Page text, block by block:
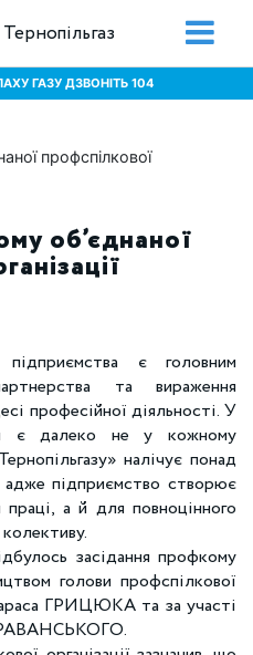
ГАЗУ ДЗВОНІТЬ 104
об’єднаної
підприємства є головним
та вираження
професійної діяльності. У
є далеко не у кожному
налічує понад
підприємство створює
а й для повноцінного
засідання профкому
голови профспілкової
ГРИЦЮКА та за участі